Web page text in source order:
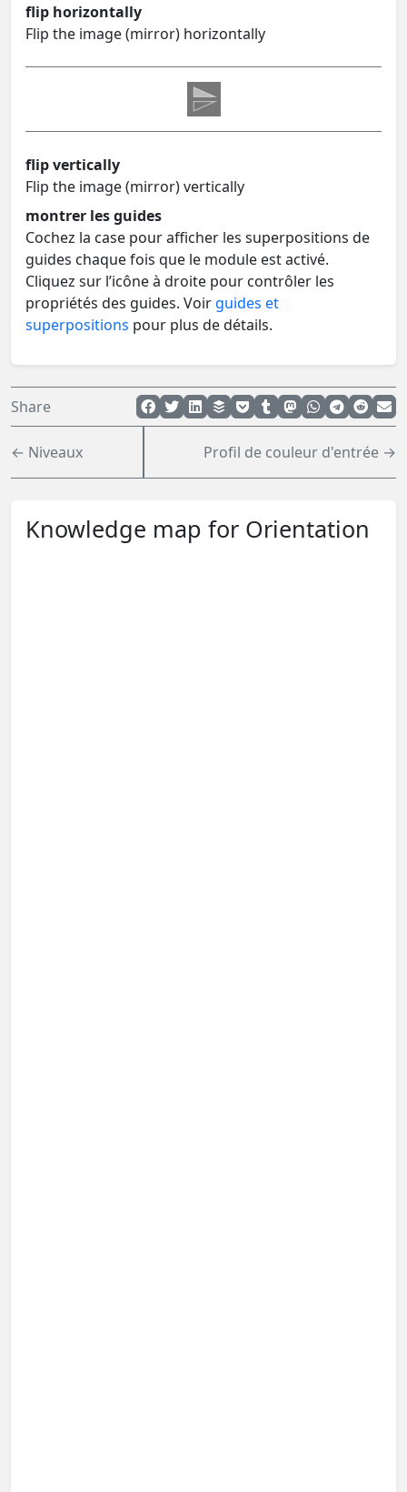
flip horizontally
Flip the image (mirror) horizontally
flip vertically
Flip the image (mirror) vertically
montrer les guides
Cochez la case pour afficher les superpositions de
guides chaque fois que le module est activé.
Cliquez sur l’icône à droite pour contrôler les
propriétés des guides. Voir guides et
superpositions pour plus de détails.
Share
← Niveaux Profil de couleur d'entrée →
Knowledge map for Orientation